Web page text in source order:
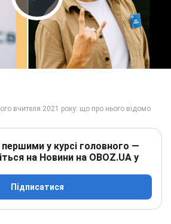
Play Video
у курсі головного —
на Новини на OBOZ.UA у
Підписатися